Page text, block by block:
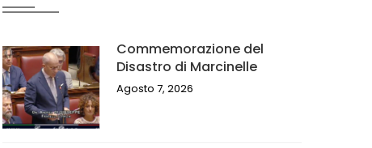
Commemorazione del
Disastro di Marcinelle
Agosto 7, 2026